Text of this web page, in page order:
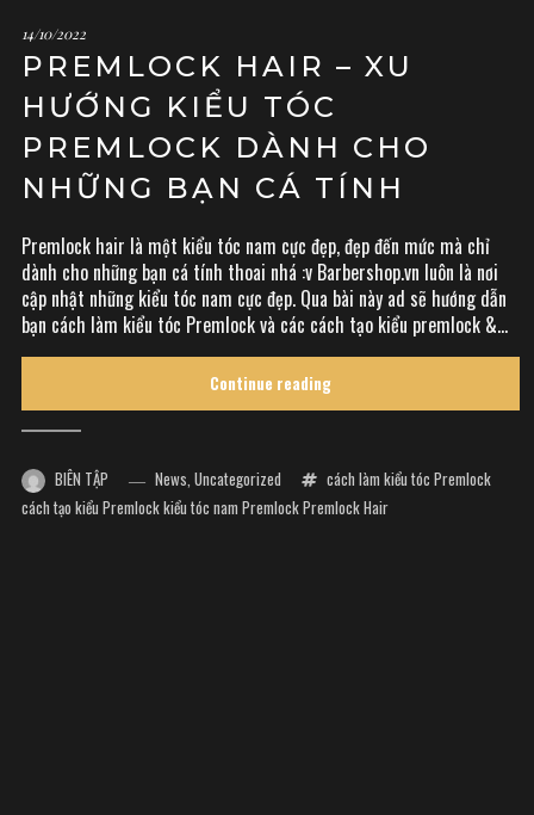
14/10/2022
PREMLOCK HAIR – XU
HƯỚNG KIỂU TÓC
PREMLOCK DÀNH CHO
NHỮNG BẠN CÁ TÍNH
Premlock hair là một kiểu tóc nam cực đẹp, đẹp đến mức mà chỉ
dành cho những bạn cá tính thoai nhá :v Barbershop.vn luôn là nơi
cập nhật những kiểu tóc nam cực đẹp. Qua bài này ad sẽ hướng dẫn
bạn cách làm kiểu tóc Premlock và các cách tạo kiểu premlock &...
Continue reading
BIÊN TẬP News Uncategorized
cách làm kiểu tóc Premlock
cách tạo kiểu Premlockkiểu tóc nam PremlockPremlock Hair